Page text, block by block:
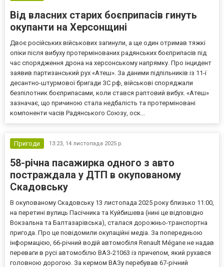
Від власних старих боєприпасів гинуть
окупанти на Херсонщині
Двоє російських військових загинули, а ще один отримав тяжкі
опіки після вибуху протермінованих радянських боєприпасів під
час спорядження дрона на херсонському напрямку. Про інцидент
заявив партизанський рух «Атеш». За даними підпільників із 11-ї
десантно-штурмової бригади ЗС рф, військові споряджали
безпілотник боєприпасами, коли стався раптовий вибух. «Атеш»
зазначає, що причиною стала недбалість та протерміновані
компоненти часів Радянського Союзу, оск...
Пригоди 13:23, 14 листопада 2025 р.
58-річна пасажирка одного з авто
постраждала у ДТП в окупованому
Скадовську
В окупованому Скадовську 13 листопада 2025 року близько 11:00,
на перетині вулиць Пасічника та Куйбишева (нині це відповідно
Вокзальна та Балтазарівська), сталася дорожньо-транспортна
пригода. Про це повідомили окупаційні медіа. За попередньою
інформацією, 66-річний водій автомобіля Renault Mégane не надав
переваги в русі автомобілю ВАЗ-21063 із причепом, який рухався
головною дорогою. За кермом ВАЗу перебував 67-річний